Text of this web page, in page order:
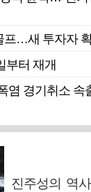
…새 투자자 확
부터 재개
염 경기취소 속
진주성의 역